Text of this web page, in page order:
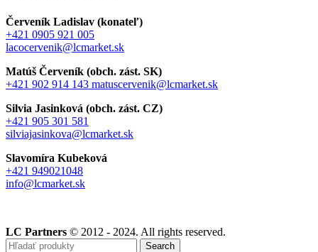
Červeník Ladislav (konateľ)
+421 0905 921 005
lacocervenik@lcmarket.sk
Matúš Červeník (obch. zást. SK)
+421 902 914 143 matuscervenik@lcmarket.sk
Silvia Jasinková (obch. zást. CZ)
+421 905 301 581
silviajasinkova@lcmarket.sk
Slavomíra Kubeková
+421 949021048
info@lcmarket.sk
LC Partners © 2012 - 2024. All rights reserved.
Search